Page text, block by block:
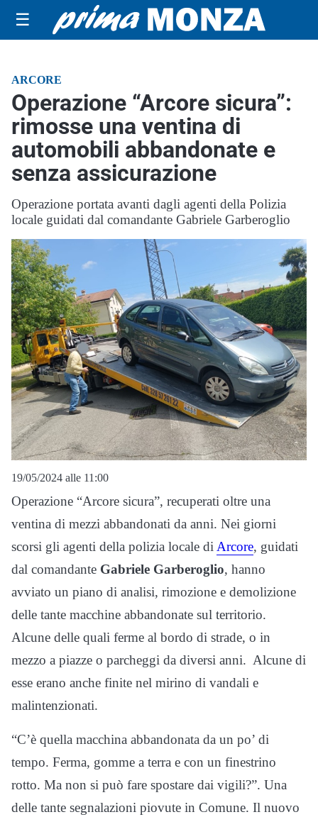
☰
ARCORE
Operazione “Arcore sicura”:
rimosse una ventina di
automobili abbandonate e
senza assicurazione
Operazione portata avanti dagli agenti della Polizia
locale guidati dal comandante Gabriele Garberoglio
19/05/2024 alle 11:00
Operazione “Arcore sicura”, recuperati oltre una
ventina di mezzi abbandonati da anni. Nei giorni
scorsi gli agenti della polizia locale di Arcore, guidati
dal comandante Gabriele Garberoglio, hanno
avviato un piano di analisi, rimozione e demolizione
delle tante macchine abbandonate sul territorio.
Alcune delle quali ferme al bordo di strade, o in
mezzo a piazze o parcheggi da diversi anni. Alcune di
esse erano anche finite nel mirino di vandali e
malintenzionati.
“C’è quella macchina abbandonata da un po’ di
tempo. Ferma, gomme a terra e con un finestrino
rotto. Ma non si può fare spostare dai vigili?”. Una
delle tante segnalazioni piovute in Comune. Il nuovo